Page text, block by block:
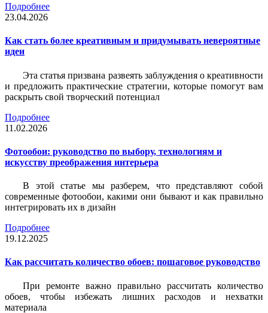
Подробнее
23.04.2026
Как стать более креативным и придумывать невероятные
идеи
Эта статья призвана развеять заблуждения о креативности
и предложить практические стратегии, которые помогут вам
раскрыть свой творческий потенциал
Подробнее
11.02.2026
Фотообои: руководство по выбору, технологиям и
искусству преображения интерьера
В этой статье мы разберем, что представляют собой
современные фотообои, какими они бывают и как правильно
интегрировать их в дизайн
Подробнее
19.12.2025
Как рассчитать количество обоев: пошаговое руководство
При ремонте важно правильно рассчитать количество
обоев, чтобы избежать лишних расходов и нехватки
материала